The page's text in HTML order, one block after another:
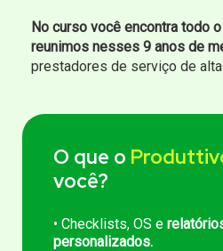
No curso você encontra todo
reunimos nesses 9 anos de
prestadores de serviço de
O que o
você?
• Checklists, OS e
personalizados.